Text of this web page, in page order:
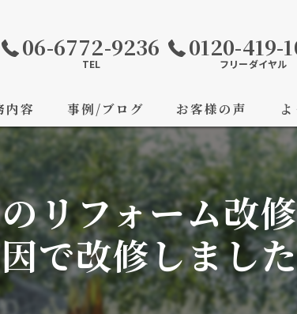
06-6772-9236
TEL
0120-419-
フリーダイヤル
内容 事例/ブログ お客様の声
リフォーム
因で改修しまし